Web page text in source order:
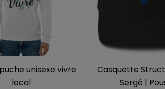
unisexe vivre
local
Casquette
Sergé |